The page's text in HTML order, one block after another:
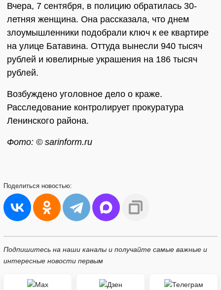
Вчера, 7 сентября, в полицию обратилась 30-
летняя женщина. Она рассказала, что днем
злоумышленники подобрали ключ к ее квартире
на улице Батавина. Оттуда вынесли 940 тысяч
рублей и ювелирные украшения на 186 тысяч
рублей.
Возбуждено уголовное дело о краже.
Расследование контролирует прокуратура
Ленинского района.
Фото: © sarinform.ru
Поделиться новостью:
Подпишитесь на наши каналы и получайте самые важные и
интересные новости первым